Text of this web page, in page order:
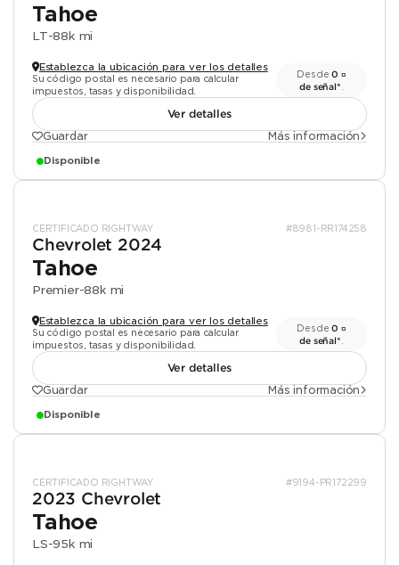
Tahoe
LT-88k mi
Establezca la ubicación para ver los detalles
Su código postal es necesario para calcular
impuestos, tasas y disponibilidad.
Desde0 ¤
de señal*
Ver detalles
Guardar
Más información
Disponible
CERTIFICADO RIGHTWAY #8981-RR174258
Chevrolet 2024
Tahoe
Premier-88k mi
Establezca la ubicación para ver los detalles
Su código postal es necesario para calcular
impuestos, tasas y disponibilidad.
Desde0 ¤
de señal*
Ver detalles
Guardar
Más información
Disponible
CERTIFICADO RIGHTWAY #9194-PR172299
2023 Chevrolet
Tahoe
LS-95k mi